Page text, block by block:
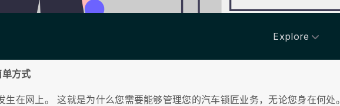
Explore
方式
生在网上。这就是为什么您需要能够管理您的汽车锁匠业务，无论您身在何处。